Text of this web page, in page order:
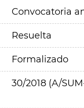
Convocatoria
Resuelta
Formalizado
30/2018 (A/